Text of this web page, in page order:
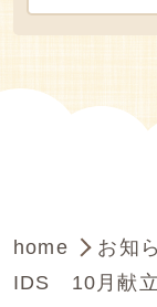
home お知
IDS 10月献